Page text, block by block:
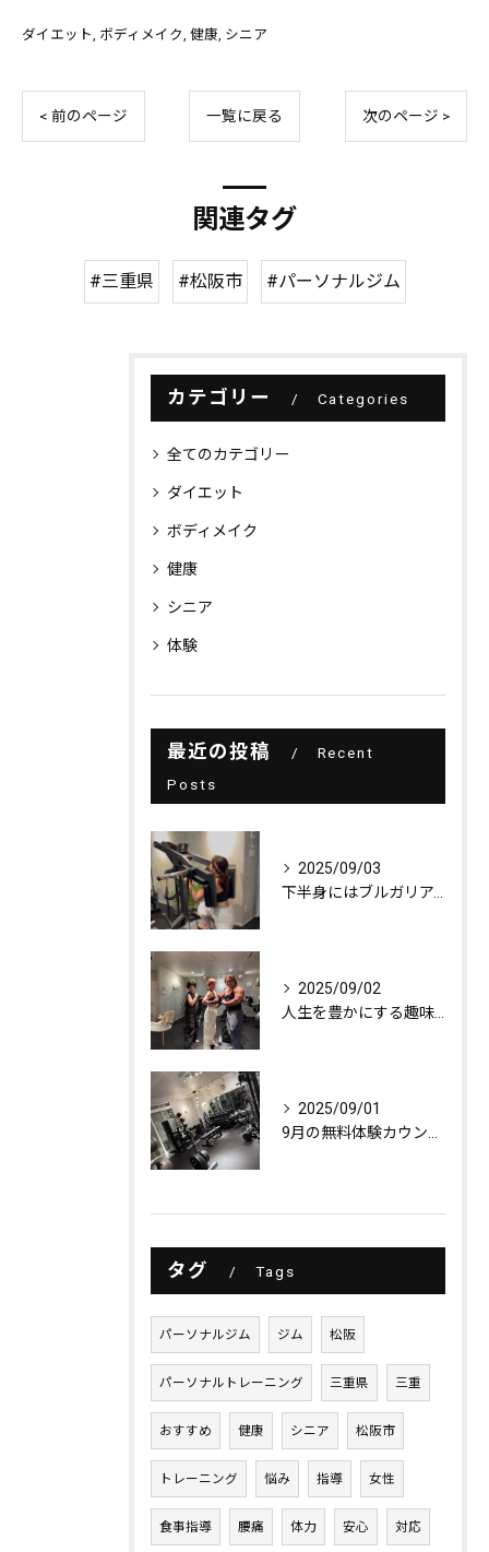
ダイエット ボディメイク 健康 シニア
< 前のページ 一覧に戻る 次のページ >
関連タグ
#三重県 #松阪市 #パーソナルジム
カテゴリー Categories
全てのカテゴリー
ダイエット
ボディメイク
健康
シニア
体験
最近の投稿
Recent
Posts
2025/09/03
2025/09/02
2025/09/01
タグ Tags
パーソナルジム ジム 松阪
パーソナルトレーニング 三重県 三重
おすすめ 健康 シニア 松阪市
トレーニング 悩み 指導 女性
食事指導 腰痛 体力 安心 対応